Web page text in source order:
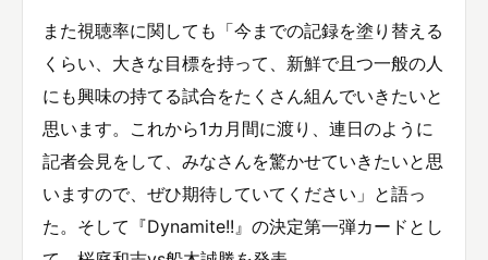
また視聴率に関しても「今までの記録を塗り替える
くらい、大きな目標を持って、新鮮で且つ一般の人
にも興味の持てる試合をたくさん組んでいきたいと
思います。これから1カ月間に渡り、連日のように
記者会見をして、みなさんを驚かせていきたいと思
いますので、ぜひ期待していてください」と語っ
た。そして『Dynamite!!』の決定第一弾カードとし